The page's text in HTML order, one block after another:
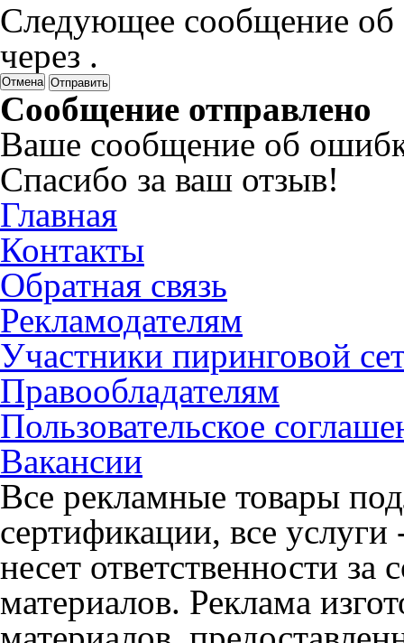
Следующее сообщение об
через .
Отмена
Сообщение отправлено
Ваше сообщение об
Спасибо за ваш отзыв!
Главная
Контакты
Обратная связь
Рекламодателям
Участники пиринговой
Правообладателям
Пользовательское
Вакансии
Все рекламные товары
сертификации, все
несет ответственности
материалов. Реклама